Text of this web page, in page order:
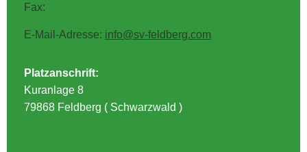
Fax:
E-Mail-Adresse: info@sv-feldberg.com
Platzanschrift:
Kuranlage 8
79868 Feldberg ( Schwarzwald )